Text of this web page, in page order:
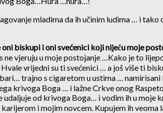
mladima da ih učinim ludima … i
biskupi i oni svećenici koji niječu moje
vjeruju u moje postojanje …Kako je to
vrijedni su ti svećenici … a još više ti
trajno s cigaretom u ustima …
krivoga Boga … i lažne Crkve onog
udaljuje od krivoga Boga… i vodim ih u
i mojim novcem. Kupujem ih